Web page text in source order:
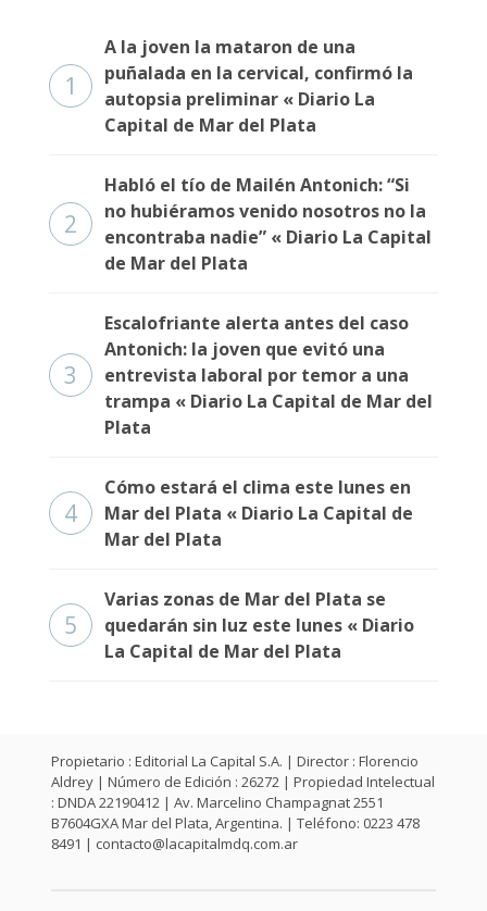
1
A la joven la mataron de una
puñalada en la cervical, confirmó la
autopsia preliminar « Diario La
Capital de Mar del Plata
2
Habló el tío de Mailén Antonich: “Si
no hubiéramos venido nosotros no la
encontraba nadie” « Diario La Capital
de Mar del Plata
3
Escalofriante alerta antes del caso
Antonich: la joven que evitó una
entrevista laboral por temor a una
trampa « Diario La Capital de Mar del
Plata
4
Cómo estará el clima este lunes en
Mar del Plata « Diario La Capital de
Mar del Plata
5
Varias zonas de Mar del Plata se
quedarán sin luz este lunes « Diario
La Capital de Mar del Plata
Propietario : Editorial La Capital S.A. | Director : Florencio
Aldrey | Número de Edición : 26272 | Propiedad Intelectual
: DNDA 22190412 | Av. Marcelino Champagnat 2551
B7604GXA Mar del Plata, Argentina. | Teléfono: 0223 478
8491 | contacto@lacapitalmdq.com.ar